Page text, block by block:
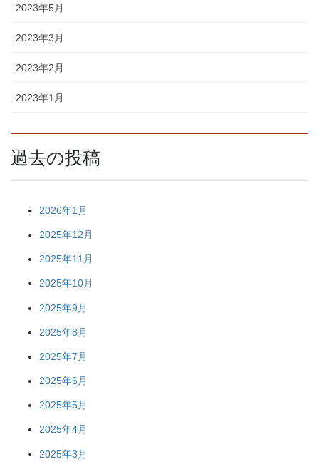
2023年5月
2023年3月
2023年2月
2023年1月
過去の投稿
2026年1月
2025年12月
2025年11月
2025年10月
2025年9月
2025年8月
2025年7月
2025年6月
2025年5月
2025年4月
2025年3月